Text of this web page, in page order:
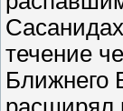
течение
Ближнего